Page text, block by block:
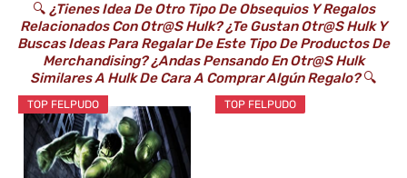
🔍 ¿Tienes Idea De Otro Tipo De Obsequios Y Regalos
Relacionados Con Otr@s Hulk? ¿Te Gustan Otr@s Hulk Y
Buscas Ideas Para Regalar De Este Tipo De Productos De
Merchandising? ¿Andas Pensando En Otr@s Hulk
Similares A Hulk De Cara A Comprar Algún Regalo?🔍
TOP FELPUDO TOP FELPUDO